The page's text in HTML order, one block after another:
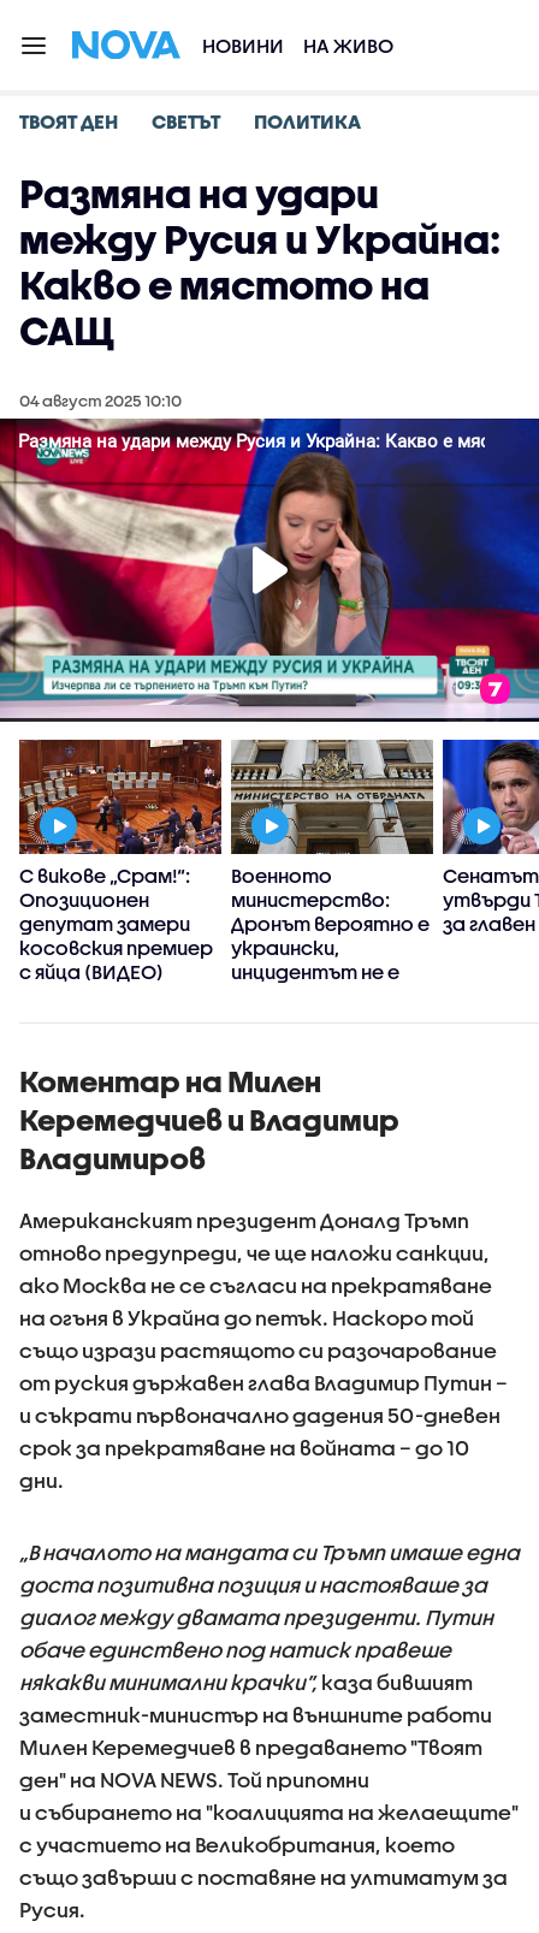
НОВИНИ НА ЖИВО
ТВОЯТ ДЕН СВЕТЪТ ПОЛИТИКА
Размяна на удари
между Русия и Украйна:
Какво е мястото на
САЩ
04 август 2025 10:10
С викове „Срам!“:
Опозиционен
депутат замери
косовския премиер
с яйца (ВИДЕО)
Военното
министерство:
Дронът вероятно е
украински,
инцидентът не е
утвърди
за
Коментар на Милен
Керемедчиев и Владимир
Владимиров
Американският президент Доналд Тръмп
отново предупреди, че ще наложи санкции,
ако Москва не се съгласи на прекратяване
на огъня в Украйна до петък. Наскоро той
също изрази растящото си разочарование
от руския държавен глава Владимир Путин –
и съкрати първоначално дадения 50-дневен
срок за прекратяване на войната – до 10
дни.
„В началото на мандата си Тръмп имаше една
доста позитивна позиция и настояваше за
диалог между двамата президенти. Путин
обаче единствено под натиск правеше
някакви минимални крачки”, каза бившият
заместник-министър на външните работи
Милен Керемедчиев в предаването "Твоят
ден" на NOVA NEWS. Той припомни
и събирането на "коалицията на желаещите"
с участието на Великобритания, което
също завърши с поставяне на ултиматум за
Русия.